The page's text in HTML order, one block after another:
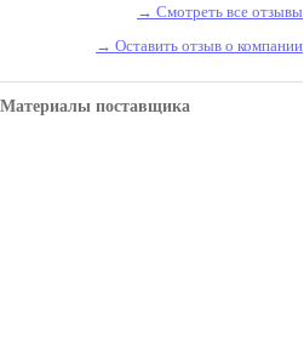
→ Смотреть все отзывы
→ Оставить отзыв о компании
Материалы поставщика